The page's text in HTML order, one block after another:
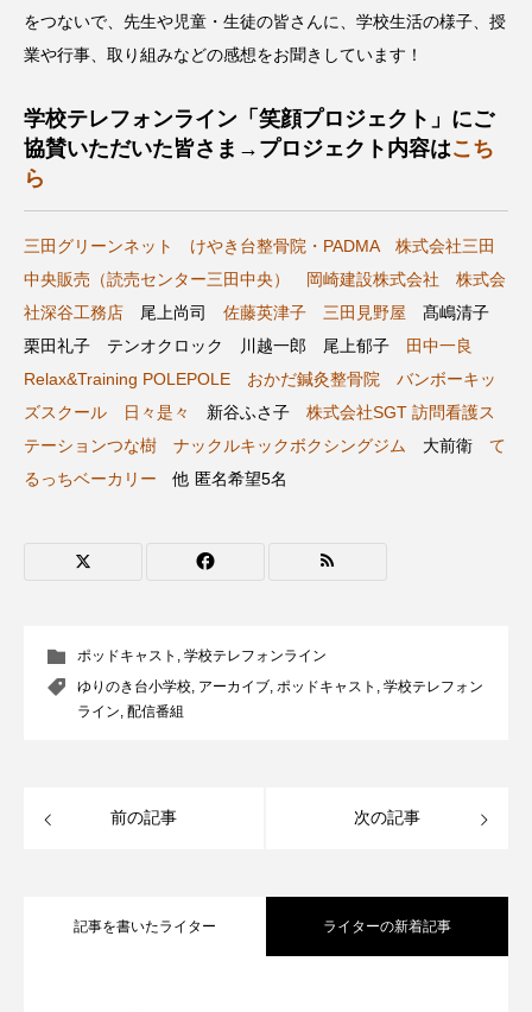
DEPARTURES FACES PLACES globe
HONEY FM IT’S OKAY！ J-POP
LATE SHIFT Let's 追求 The 牛肉
lets追求the牛肉 LOST LAND
MOCOコレクション オムニバス
ROKKO森の音ミュージアム
SDGs・タイプスマート農業推進プロジェクト関西学院
AgriNOVA
をつないで、先生や児童・生徒の皆さんに、学校生活の様子、授
業や行事、取り組みなどの感想をお聞きしています！
学校テレフォンライン「笑顔プロジェクト」にご
協賛いただいた皆さま→プロジェクト内容はこち
ら
三田グリーンネット けやき台整骨院・PADMA
株式会社三田
中央販売（読売センター三田中央）
岡崎建設株式会社
株式会
社深谷工務店 尾上尚司 佐藤英津子 三田見野屋 髙嶋清子
栗田礼子 テンオクロック 川越一郎 尾上郁子
田中一良
Relax&Training POLEPOLE
おかだ鍼灸整骨院
バンボーキッ
ズスクール
日々是々 新谷ふさ子 株式会社SGT 訪問看護ス
テーションつな樹
ナックルキックボクシングジム 大前衛 て
るっちベーカリー 他 匿名希望5名
ポッドキャスト , 学校テレフォンライン
ゆりのき台小学校, アーカイブ, ポッドキャスト , 学校テレフォン
ライン, 配信番組
前の記事 次の記事
記事を書いたライター ライターの新着記事